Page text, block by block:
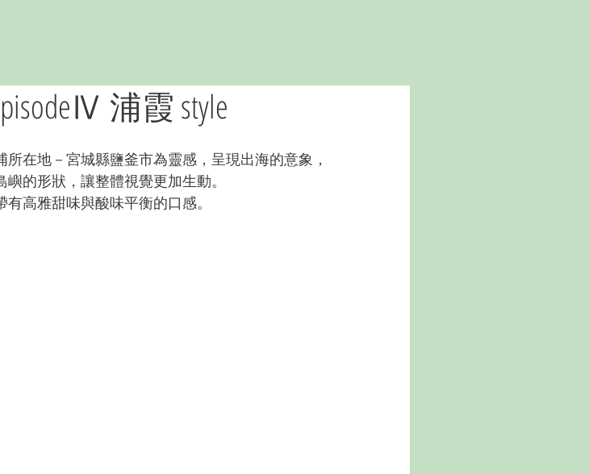
episodeⅣ 浦霞 style
在地－宮城縣鹽釜市為靈感，呈現出海的意象，
的形狀，讓整體視覺更加生動。
高雅甜味與酸味平衡的口感。